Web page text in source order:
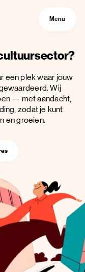
Menu
een plek waar jouw
Wij
— met aandacht,
zodat je kunt
en groeien.